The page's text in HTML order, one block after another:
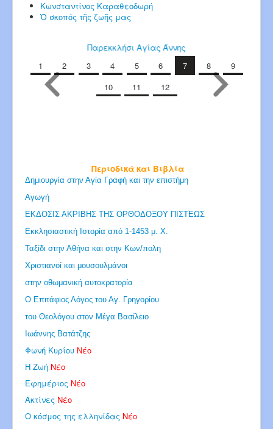
Κωνσταντίνος Καραθεοδωρή
Ὁ σκοπός τῆς ζωῆς μας
1 2 3 4 5 6 7 8
9
10
11 12
Παρεκκλήσι Αγίας Άννης
Περιοδικά και Βιβλία
Δημιουργία στην Αγία Γραφή και την επιστήμη
Αγωγή
ΕΚΔΟΣΙΣ ΑΚΡΙΒΗΣ ΤΗΣ ΟΡΘΟΔΟΞΟΥ ΠΙΣΤΕΩΣ
Εκκλησιαστική Ιστορία από 1-1453 μ. Χ.
Ταξίδι στην Αθήνα και στην Κων/πολη
Χριστιανοί και μουσουλμάνοι
στην οθωμανική αυτοκρατορία
Ο Επιτάφιος Λόγος του Αγ. Γρηγορίου
του Θεολόγου στον Μέγα Βασίλειο
Ιωάννης Βατάτζης
Φωνή Κυρίου Νέο
Η Ζωή Νέο
Εφημέριος Νέο
Ακτίνες Νέο
Ο κόσμος της ελληνίδας Νέο